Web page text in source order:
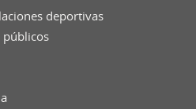
deportivas
públicos